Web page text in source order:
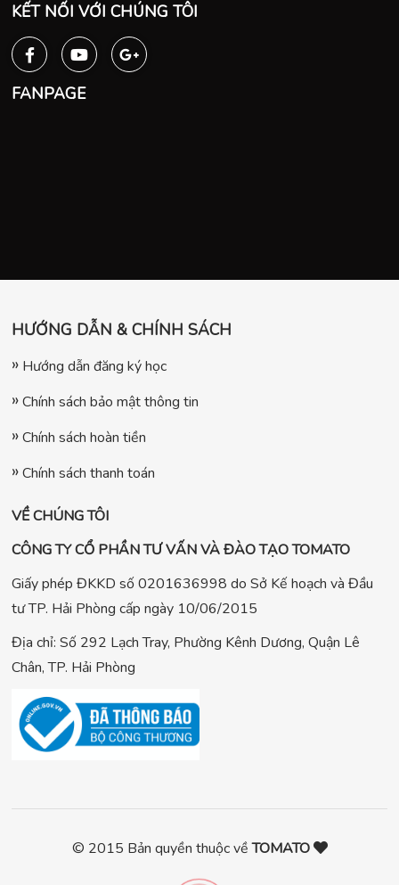
KẾT NỐI VỚI CHÚNG TÔI
FANPAGE
HƯỚNG DẪN & CHÍNH SÁCH
Hướng dẫn đăng ký học
Chính sách bảo mật thông tin
Chính sách hoàn tiền
Chính sách thanh toán
VỀ CHÚNG TÔI
CÔNG TY CỔ PHẦN TƯ VẤN VÀ ĐÀO TẠO TOMATO
Giấy phép ĐKKD số 0201636998 do Sở Kế hoạch và Đầu
tư TP. Hải Phòng cấp ngày 10/06/2015
Địa chỉ: Số 292 Lạch Tray, Phường Kênh Dương, Quận Lê
Chân, TP. Hải Phòng
© 2015 Bản quyền thuộc vềTOMATO